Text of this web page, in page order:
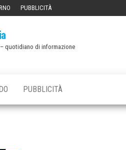
PUBBLICITÀ
quotidiano di informazione
PUBBLICITÀ